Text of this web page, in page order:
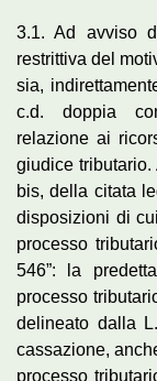
3.1. Ad avviso
restrittiva del
sia,
c.d. doppia
relazione ai
giudice tributario.
bis, della citata
disposizioni di
processo
546”: la
processo
delineato dalla
cassazione,
processo